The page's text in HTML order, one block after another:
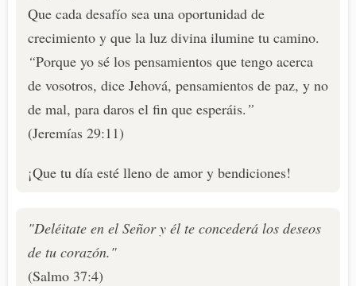
Que cada desafío sea una oportunidad de
crecimiento y que la luz divina ilumine tu camino.
“Porque yo sé los pensamientos que tengo acerca
de vosotros, dice Jehová, pensamientos de paz, y no
de mal, para daros el fin que esperáis. ”
(Jeremías 29:11)
¡Que tu día esté lleno de amor y bendiciones!
"Deléitate en el Señor y él te concederá los deseos
de tu corazón."
(Salmo 37:4)